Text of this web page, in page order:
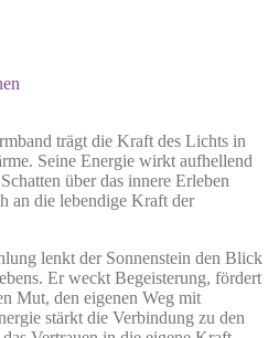
trägt die Kraft des Lichts in
Seine Energie wirkt aufhellend
über das innere Erleben
an die lebendige Kraft der
lenkt der Sonnenstein den Blick
Er weckt Begeisterung, fördert
Mut, den eigenen Weg mit
stärkt die Verbindung zu den